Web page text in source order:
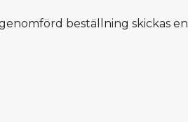
beställning skickas en